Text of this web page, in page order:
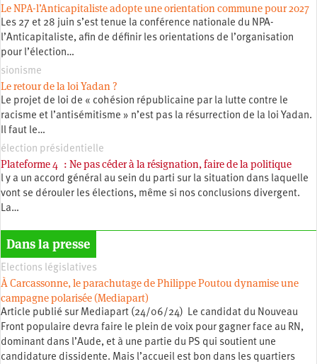
Le NPA-l’Anticapitaliste adopte une orientation commune pour 2027
Les 27 et 28 juin s’est tenue la conférence nationale du NPA-
l’Anticapitaliste, afin de définir les orientations de l’organisation
pour l’élection…
sionisme
Le retour de la loi Yadan ?
Le projet de loi de « cohésion républicaine par la lutte contre le
racisme et l’antisémitisme » n’est pas la résurrection de la loi Yadan.
Il faut le…
élection présidentielle
Plateforme 4 : Ne pas céder à la résignation, faire de la politique
l y a un accord général au sein du parti sur la situation dans laquelle
vont se dérouler les élections, même si nos conclusions divergent.
La…
Dans la presse
Elections législatives
À Carcassonne, le parachutage de Philippe Poutou dynamise une
campagne polarisée (Mediapart)
Article publié sur Mediapart (24/06/24) Le candidat du Nouveau
Front populaire devra faire le plein de voix pour gagner face au RN,
dominant dans l’Aude, et à une partie du PS qui soutient une
candidature dissidente. Mais l’accueil est bon dans les quartiers